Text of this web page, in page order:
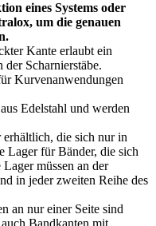
eines Systems oder
um die genauen
Kante erlaubt ein
Scharnierstäbe.
Kurvenanwendungen
Edelstahl und werden
die sich nur in
Lager für Bänder, die sich
müssen an der
in jeder zweiten Reihe des
an nur einer Seite sind